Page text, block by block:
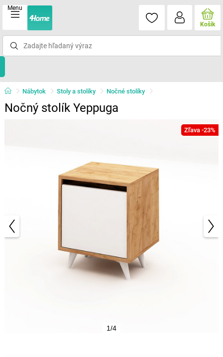
Menu
Košík
Nábytok Stoly a stolíky Nočné stolíky
Nočný stolík Yeppuga
Zľava -23%
1/4